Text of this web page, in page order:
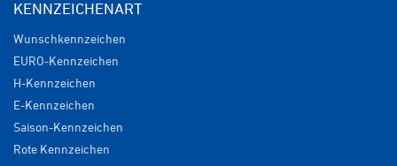
KENNZEICHENART
Wunschkennzeichen
EURO-Kennzeichen
H-Kennzeichen
E-Kennzeichen
Saison-Kennzeichen
Rote Kennzeichen